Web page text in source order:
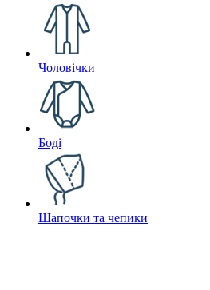
Чоловічки
Боді
Шапочки та чепики